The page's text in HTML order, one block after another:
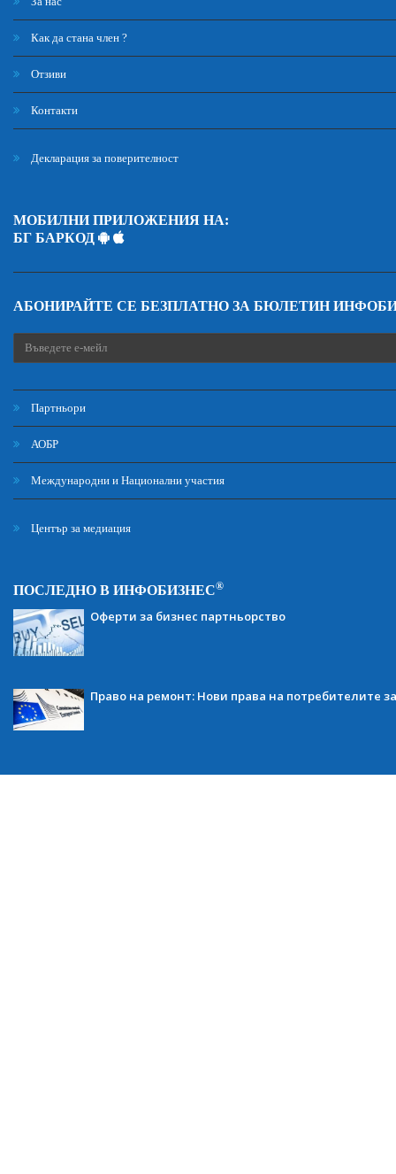
Как да стана член ?
Отзиви
Контакти
Декларация за поверителност
МОБИЛНИ ПРИЛОЖЕНИЯ НА:
БГ БАРКОД
АБОНИРАЙТЕ СЕ БЕЗПЛАТНО ЗА БЮЛЕТИН
Партньори
АОБР
Международни и Национални участия
Център за медиация
ПОСЛЕДНО В ИНФОБИЗНЕС®
Оферти за бизнес партньорство
Право на ремонт: Нови права на потребителите